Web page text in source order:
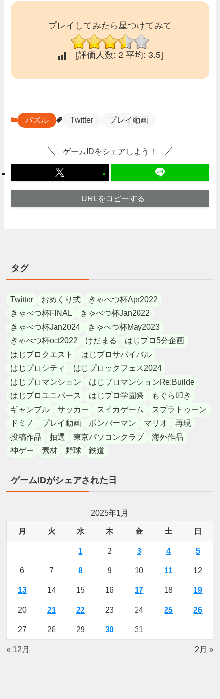
↓プレイしてみたら星つけてみて↓
[評価人数: 2 平均: 3.5]
パズル Twitter プレイ動画
ゲームIDをシェアしよう！
URLをコピーする
タグ
Twitter おめくり式
きゃべつ杯Apr2022
きゃべつ杯FINAL
きゃべつ杯Jan2022
きゃべつ杯Jan2024
きゃべつ杯May2023
きゃべつ杯oct2022
けだまる
はじプロ5分企画
はじプロクエスト
はじプロサバイバル
はじプロシティ
はじプロックフェス2024
はじプロマンション
はじプロマンションRe:Builde
はじプロユニバース
はじプロ学園祭
もぐら叩き
ギャンブル
サッカー スイカゲーム
スプラトゥーン
ドミノ
プレイ動画 ボンバーマン マリオ
再現
投稿作品
抽選 東京パソコンクラブ
海外作品
神ゲー
素材 野球 鉄道
ゲームIDがシェアされた日
2025年1月
月 火 水 木 金 土 日
1 2 3 4 5
6 7 8 9 10 11 12
13 14 15 16 17 18 19
20 21 22 23 24 25 26
27 28 29 30 31
« 12月 2月 »